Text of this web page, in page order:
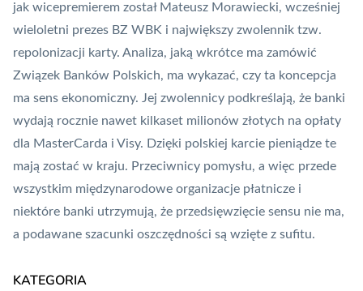
jak wicepremierem został Mateusz Morawiecki, wcześniej
wieloletni prezes BZ WBK i największy zwolennik tzw.
repolonizacji karty. Analiza, jaką wkrótce ma zamówić
Związek Banków Polskich, ma wykazać, czy ta koncepcja
ma sens ekonomiczny. Jej zwolennicy podkreślają, że banki
wydają rocznie nawet kilkaset milionów złotych na opłaty
dla MasterCarda i Visy. Dzięki polskiej karcie pieniądze te
mają zostać w kraju. Przeciwnicy pomysłu, a więc przede
wszystkim międzynarodowe organizacje płatnicze i
niektóre banki utrzymują, że przedsięwzięcie sensu nie ma,
a podawane szacunki oszczędności są wzięte z sufitu.
KATEGORIA